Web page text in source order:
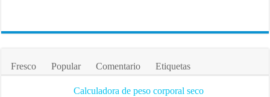
Fresco Popular Comentario Etiquetas
Calculadora de peso corporal seco